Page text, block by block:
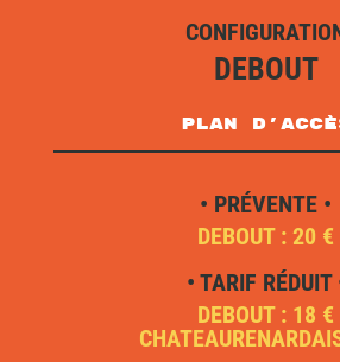
DEBOUT
plan
• PRÉVENTE •
DEBOUT : 20 €
• TARIF RÉDUIT
DEBOUT : 18 €